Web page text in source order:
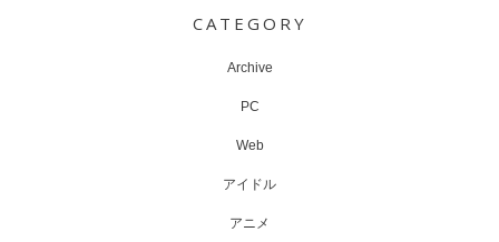
CATEGORY
Archive
PC
Web
アイドル
アニメ